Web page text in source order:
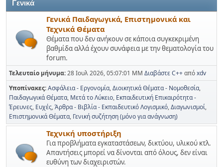
Γενικά
Γενικά Παιδαγωγικά, Επιστημονικά και
Τεχνικά Θέματα
Θέματα που δεν ανήκουν σε κάποια συγκεκριμένη
βαθμίδα αλλά έχουν συνάφεια με την θεματολογία του
forum.
Τελευταίο μήνυμα:28 Ιουλ 2026, 05:07:01 ΜΜ Διαβάστε C++απόxdv
Υποπίνακες Ασφάλεια - Εργονομία Διοικητικά Θέματα - Νομοθεσία
Παιδαγωγικά Θέματα Μετά το Λύκειο Εκπαιδευτική Επικαιρότητα -
Έρευνες Ευχές Άρθρα - Βιβλία - Εκπαιδευτικό Λογισμικό Διαγωνισμοί
Επιστημονικά Θέματα Γενική συζήτηση (μόνο για ανάγνωση)
Τεχνική υποστήριξη
Για προβλήματα εγκαταστάσεων, δικτύου, υλικού κτλ.
Απαντήσεις μπορεί να δίνονται από όλους, δεν είναι
ευθύνη των διαχειριστών.